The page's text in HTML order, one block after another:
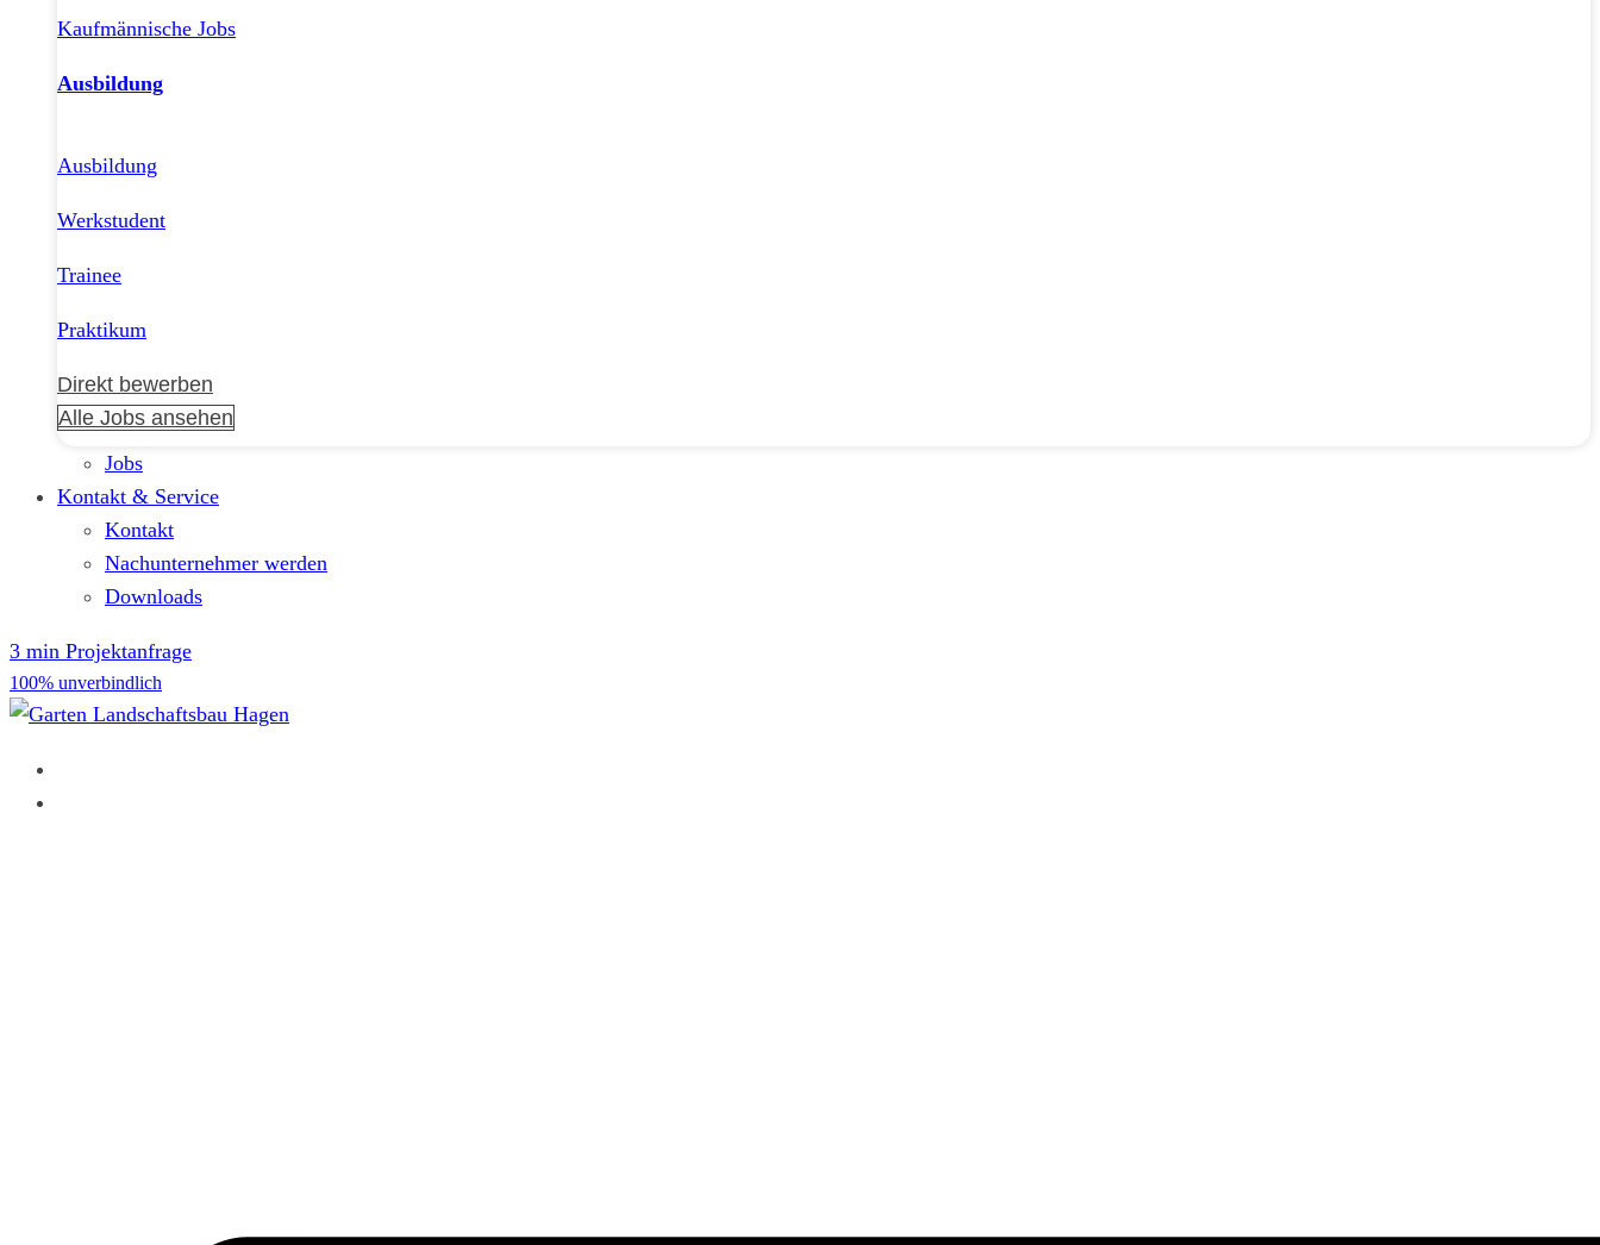
Kaufmännische Jobs
Ausbildung
Ausbildung
Werkstudent
Trainee
Praktikum
Direkt bewerben
Alle Jobs ansehen
Jobs
Kontakt & Service
Kontakt
Nachunternehmer werden
Downloads
3 min Projektanfrage
100% unverbindlich